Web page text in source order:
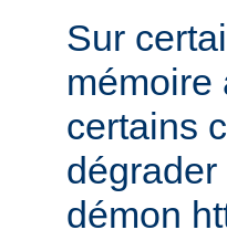
Sur
mémoire
certains
démon